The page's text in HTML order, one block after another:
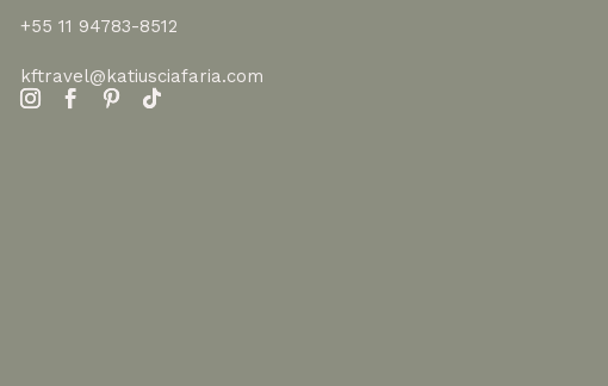
+55 11 94783-8512
kftravel@katiusciafaria.com